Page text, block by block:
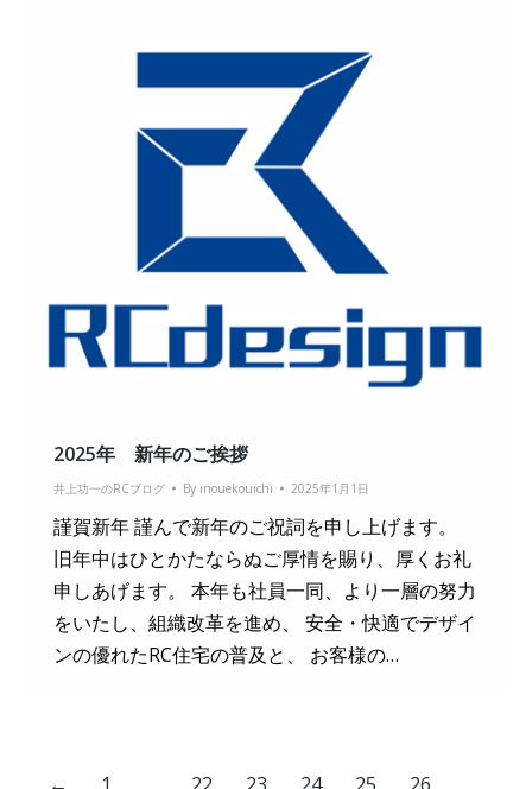
2025年 新年のご挨拶
井上功一のRCブログ By inouekouichi 2025年1月1日
謹賀新年 謹んで新年のご祝詞を申し上げます。
旧年中はひとかたならぬご厚情を賜り、厚くお礼
申しあげます。 本年も社員一同、より一層の努力
をいたし、組織改革を進め、 安全・快適でデザイ
ンの優れたRC住宅の普及と、 お客様の…
← 1 22 23 24 25 26